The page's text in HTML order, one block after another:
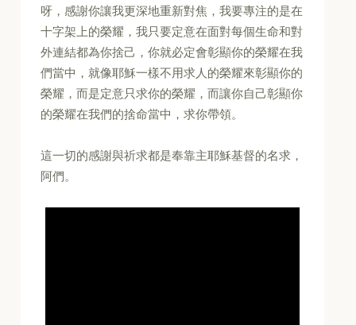
呀，感謝你讓我更深地重新對焦，我要專注的是在
十字架上的榮耀，我只要定意在面對每個生命和對
外連結都為你捨己，你就必定會彰顯你的榮耀在我
們當中，就像耶穌一樣不用求人的榮耀來彰顯你的
榮耀，而是定意只求你的榮耀，而讓你自己彰顯你
的榮耀在我們的捨命當中，求你帶領。
這一切的感謝與祈求都是奉靠主耶穌基督的名求，
阿們。